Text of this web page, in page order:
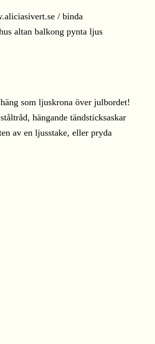
som ljuskrona över julbordet!
hängande tändsticksaskar
av en ljusstake, eller pryda